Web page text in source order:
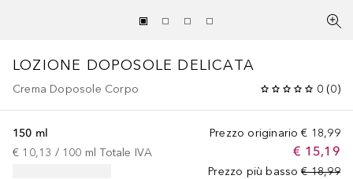
LOZIONE DOPOSOLE DELICATA
Crema Doposole Corpo 0 (0)
Prezzo originario € 18,99
€ 15,19
Prezzo più basso € 18,99
150 ml
€ 10,13 / 100 ml Totale IVA